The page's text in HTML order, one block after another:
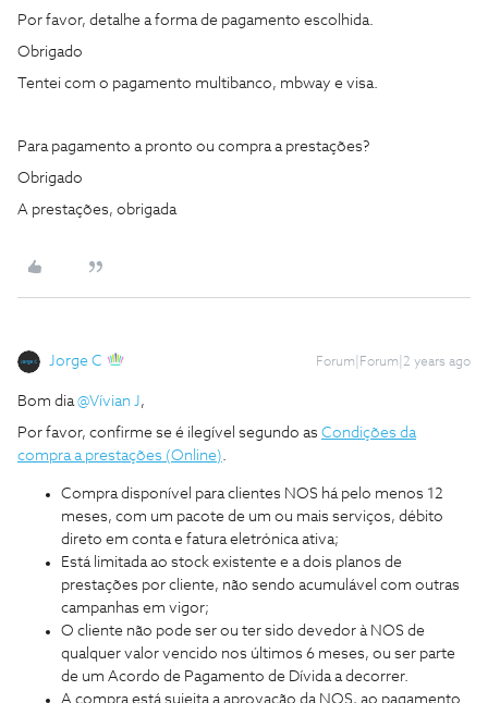
Por favor, detalhe a forma de pagamento escolhida.
Obrigado
Tentei com o pagamento multibanco, mbway e visa.
Para pagamento a pronto ou compra a prestações?
Obrigado
A prestações, obrigada
Jorge C Forum|Forum|2 years ago
Bom dia@Vívian J,
Por favor, confirme se é ilegível segundo as Condições da
compra a prestações (Online).
Compra disponível para clientes NOS há pelo menos 12
meses, com um pacote de um ou mais serviços, débito
direto em conta e fatura eletrónica ativa;
Está limitada ao stock existente e a dois planos de
prestações por cliente, não sendo acumulável com outras
campanhas em vigor;
O cliente não pode ser ou ter sido devedor à NOS de
qualquer valor vencido nos últimos 6 meses, ou ser parte
de um Acordo de Pagamento de Dívida a decorrer.
A compra está sujeita a aprovação da NOS, ao pagamento